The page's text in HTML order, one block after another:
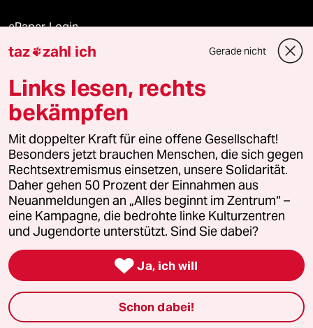
ePaper Login
Downloads für Abonnierende
© 2026 taz Verlags und Vertriebs GmbH
Alle Rechte vorbehalten. Bei rechtlichen Fragen oder für Genehmigungen
wenden Sie sich bitte an
lizenzen@taz.de
Feedback Redaktionsstatut Kommune-Richtlinien
Leitlinie Informant Datenschutz Impressum AGB
Seitenwende Einwilligungen widerrufen (Ads)
taz zahl ich Gerade nicht
Links lesen, rechts
bekämpfen
Mit doppelter Kraft für eine offene Gesellschaft!
Besonders jetzt brauchen Menschen, die sich gegen
Rechtsextremismus einsetzen, unsere Solidarität.
Daher gehen 50 Prozent der Einnahmen aus
Neuanmeldungen an „Alles beginnt im Zentrum“ –
eine Kampagne, die bedrohte linke Kulturzentren
und Jugendorte unterstützt. Sind Sie dabei?
 Ja, ich will
Schon dabei!